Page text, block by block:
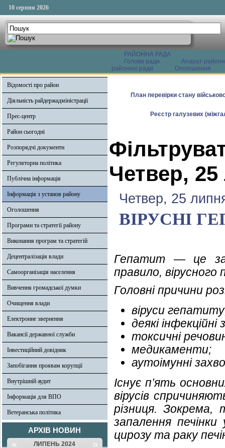
10 серпня 2026
РАЙОННА РАДА
Голова ради
Апарат
районної ради
Оголошення
Відомості про район
Діяльність райдержадміністрації
Прес-центр
Район сьогодні
Розпорядчі документи
Регуляторна політика
Публічна інформація
Інформація з установ району
Оголошення
Програми та стратегії району
Виконання програм та стратегій
Децентралізація влади
Самоорганізація населення
Вивчення громадської думки
Очищення влади
Електронне звернення
Вакансії державної служби
Інвестиційний довідник
Запобігання проявам корупції
Внутрішній аудит
Інформація для ВПО
Ветеранська політика
АРХІВ НОВИН
« ЛИПЕНЬ 2024 »
План перевірки стану
Реєстр галузевих
Четвер,
Четвер, 25
ВІРУСНІ
Гепатит — це
правило, вірусного
Головні причини
віруси
деякі
токсичні
медикаменти;
аутоімунні
Існує п’ять
вірусів
різниця. Зокрема,
запалення
цирозу та раку